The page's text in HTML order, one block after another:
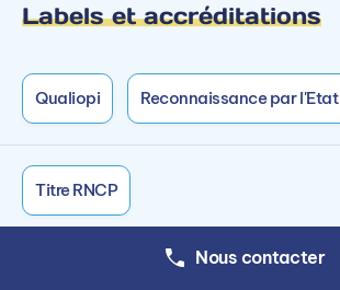
Labels et accréditations
Qualiopi Reconnaissance par l'Etat
Titre RNCP
Nous contacter